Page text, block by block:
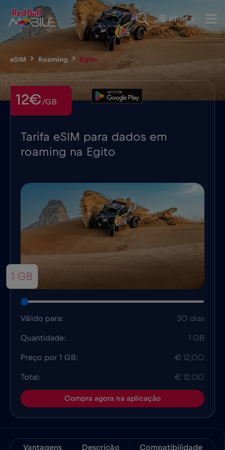
PT-PT ▾
eSIM Roaming Egito
Tarifa eSIM para dados em
roaming na Egito
12€/GB
1 GB
Válido para: 30 dias
Quantidade: 1 GB
Preço por 1 GB: € 12,00
Total: € 12.00
Compra agora na aplicação
Vantagens Descrição Compatibilidade